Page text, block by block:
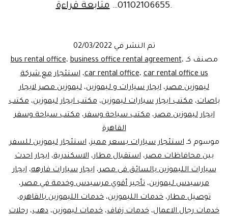
.01102106655…
متابعة قراءة
مصر
تم النشر في 02/03/2022
مصنف كـ
bus rental office،business office rental agreement،
car rental office،car rental office us ،استئجار مع شركة
ليموزين مصر، ايجار سيارات و ليموزين، ليموزين مصر لايجار
باصات،مكتب ايجار سيارات ليموزين،مكتب ايجار ليموزين،مكتب
ايجار ليموزين مصر،مكتب سياحة وسفر،مكتب سياحة وسفر
القاهرة
موسوم كـاستئجار سيارات بسعر مميز،استئجار ليموزين للسفر
بين محافاظات مصر،استقبال مطار،الاسكندرية،ايجار احدث
سيارات الليموزين بالسائق فى مصر،ايجار سيارات فارهه،ايجار
مرسيدس ليموزين، تأجير أقوي مرسيدس وخدمة في مصر،
توصيل مطار، خدمات الليموزين، خدمات الليموزين بالقاهره،
خدمات رجال الاعمال، خدمات زفاف، خدمات ليموزين، دهب، رحلات